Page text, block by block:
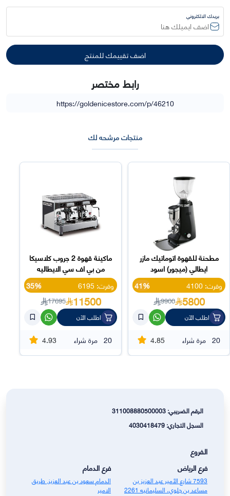
بريدك الالكتروني
رابط مختصر
https://goldenicestore.com/p/46210
منتجات مرشحه لك
مطحنة للقهوة اتوماتيك مازر
ايطالي (ميجور) اسود
وفرت: 4100
41%
5800
9900
اطلب الآن
20 مرة شراء 4.85
ماكينة قهوة 2 جروب كلاسيكا
من بي اف سي الايطاليه
وفرت: 6195
35%
11500
17695
اطلب الآن
20 مرة شراء 4.93
الرقم الضريبي: 311008880500003
السجل التجاري: 4030418479
الفروع
فرع الرياض
7593 شارع الأمير عبد العزيز بن
مساعد بن جلوي، السليمانيه 2261
فرع الدمام
الدمام سعود بن عبد العزيز, طريق
الامير